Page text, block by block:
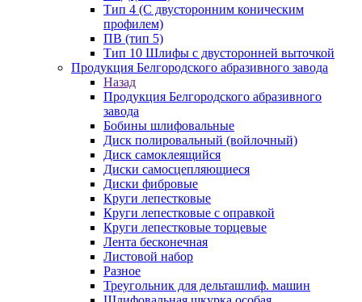
Тип 4 (С двусторонним коническим
профилем)
ПВ (тип 5)
Тип 10 Шлифы с двусторонней выточкой
Продукция Белгородского абразивного завода
Назад
Продукция Белгородского абразивного
завода
Бобины шлифовальные
Диск полировальный (войлочный)
Диск самоклеящийся
Диски самосцепляющиеся
Диски фибровые
Круги лепестковые
Круги лепестковые с оправкой
Круги лепестковые торцевые
Лента бесконечная
Листовой набор
Разное
Треугольник для дельташлиф. машин